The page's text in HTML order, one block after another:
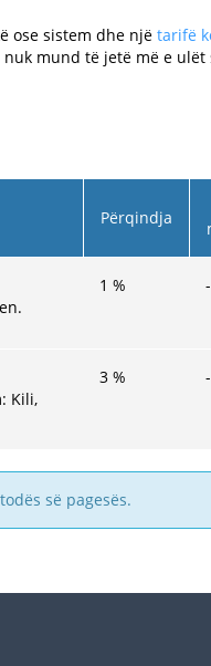
ose sistem dhe një tarifë
mund të jetë më e
Përqindja
1 % -
Kili,
3 % -
së pagesës.